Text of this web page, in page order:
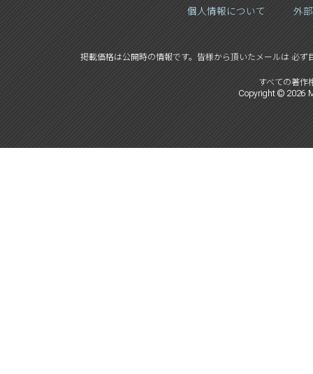
個人情報について 外
掲載価格は公開時の情報です。皆様から頂いたメールは 必ず
すべての著作
Copyright © 2026